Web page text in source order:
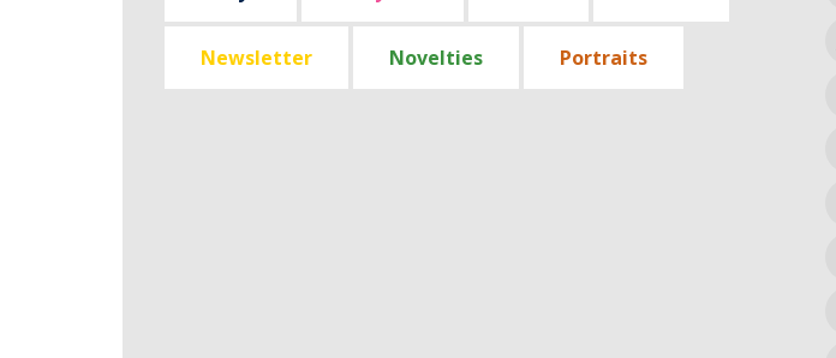
Newsletter Novelties Portraits